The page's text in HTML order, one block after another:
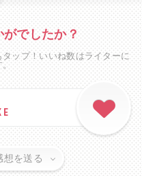
でしたか？
ップ！いいね数はライターに
想を送る